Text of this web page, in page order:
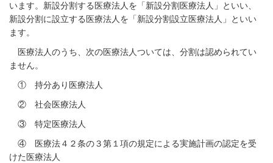
います。新設分割する医療法人を「新設分割医療法人」といい、
新設分割に設立する医療法人を「新設分割設立医療法人」といい
ます。
医療法人のうち、次の医療法人ついては、分割は認められてい
ません。
① 持分あり医療法人
② 社会医療法人
③ 特定医療法人
④ 医療法４２条の３第１項の規定による実施計画の認定を受
けた医療法人